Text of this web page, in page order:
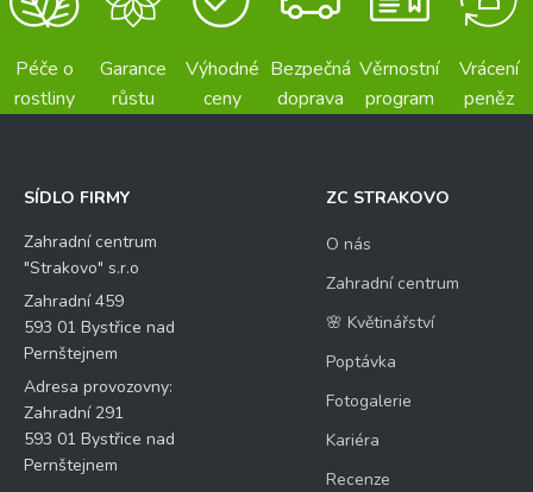
Péče o
rostliny
Garance
růstu
Výhodné
ceny
Bezpečná
doprava
Věrnostní
program
Vrácení
peněz
SÍDLO FIRMY
Zahradní centrum
"Strakovo" s.r.o
Zahradní 459
593 01 Bystřice nad
Pernštejnem
Adresa provozovny:
Zahradní 291
593 01 Bystřice nad
Pernštejnem
ZC STRAKOVO
O nás
Zahradní centrum
🌸 Květinářství
Poptávka
Fotogalerie
Kariéra
Recenze